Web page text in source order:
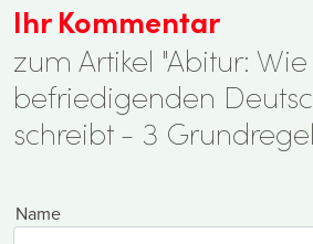
Ihr Kommentar
zum Artikel "Abitur:
befriedigenden
schreibt - 3
Name